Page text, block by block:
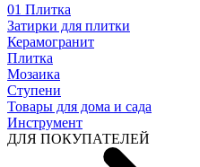
01 Плитка
Затирки для плитки
Керамогранит
Плитка
Мозаика
Ступени
Товары для дома и сада
Инструмент
ДЛЯ ПОКУПАТЕЛЕЙ